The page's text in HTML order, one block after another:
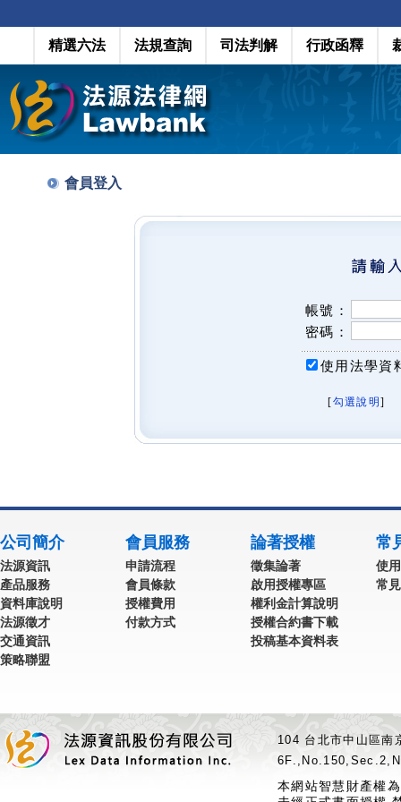
精選六法 法規查詢 司法判解 行政函釋
會員登入
帳號：
密碼：
使用法學資
[勾選說明 ]
公司簡介
法源資訊
產品服務
資料庫說明
法源徵才
交通資訊
策略聯盟
會員服務
申請流程
會員條款
授權費用
付款方式
論著授權
徵集論著
啟用授權專區
權利金計算說明
授權合約書下載
投稿基本資料表
常
使
常
104 台北市中山區
本網站智慧財產權